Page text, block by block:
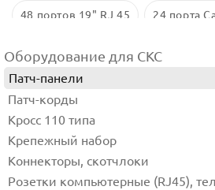
48 портов 19" RJ 45 24 порта
48 портов 2U UTP 24 порта
48 портов Eurolan
Оборудование для СКС
Патч-панели
Патч-корды
Кросс 110 типа
Крепежный набор
Коннекторы, скотчлоки
Розетки компьютерные (RJ45),